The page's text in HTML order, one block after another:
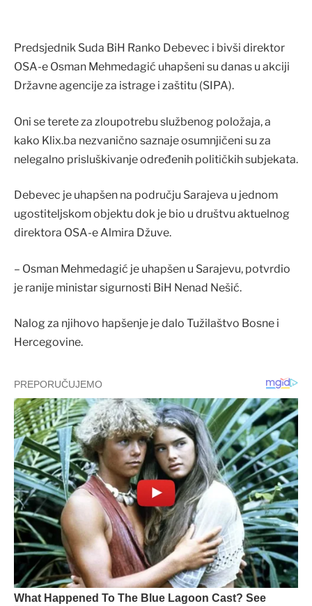
Predsjednik Suda BiH Ranko Debevec i bivši direktor
OSA-e Osman Mehmedagić uhapšeni su danas u akciji
Državne agencije za istrage i zaštitu (SIPA).
Oni se terete za zloupotrebu službenog položaja, a
kako Klix.ba nezvanično saznaje osumnjičeni su za
nelegalno prisluškivanje određenih političkih subjekata.
Debevec je uhapšen na području Sarajeva u jednom
ugostiteljskom objektu dok je bio u društvu aktuelnog
direktora OSA-e Almira Džuve.
– Osman Mehmedagić je uhapšen u Sarajevu, potvrdio
je ranije ministar sigurnosti BiH Nenad Nešić.
Nalog za njihovo hapšenje je dalo Tužilaštvo Bosne i
Hercegovine.